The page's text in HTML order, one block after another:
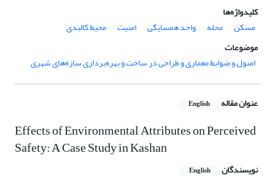
کلیدواژه‌ها
مسکن
محله واحد همسایگی امنیت
محیط کالبدی
موضوعات
اصول و ضوابط معماری و طراحی در ساخت و بهره‌برداری سازه‌های شهری
عنوان مقاله English
Effects of Environmental Attributes on Perceived
Safety: A Case Study in Kashan
نویسندگان English